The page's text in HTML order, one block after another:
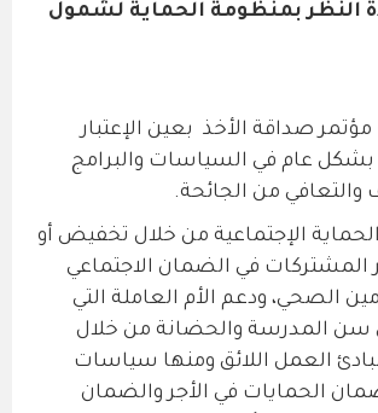
النظر بمنظومة الحماية لشمول
صداقة الأخذ بعين الإعتبار
بشكل عام في السياسات والبرامج
والتعافي من الجائحة.
الإجتماعية من خلال تخفيض أو
المشتركات في الضمان الاجتماعي
الصحي، ودعم الأم العاملة التي
سن المدرسة والحضانة من خلال
العمل اللائق ومنها سياسات
الحمايات في الأجر والضمان